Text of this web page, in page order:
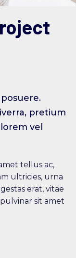
pretium
vel
tellus ac,
ultricies, urna
erat, vitae
sit amet